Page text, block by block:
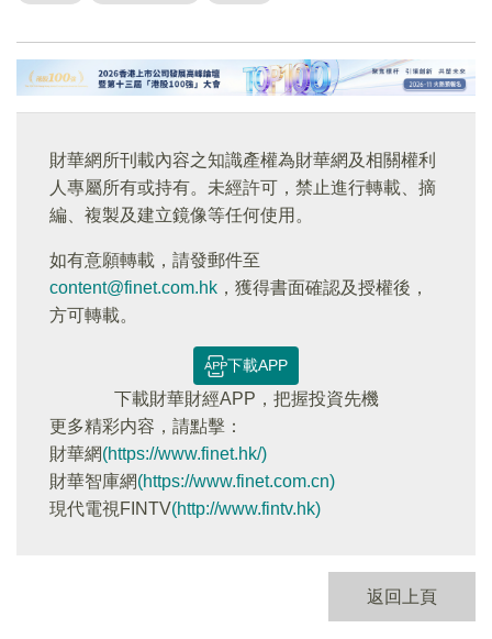
財華網所刊載內容之知識產權為財華網及相關權利
人專屬所有或持有。未經許可，禁止進行轉載、摘
編、複製及建立鏡像等任何使用。
如有意願轉載，請發郵件至
content@finet.com.hk ，獲得書面確認及授權後，
方可轉載。
下載APP
下載財華財經APP，把握投資先機
更多精彩内容，請點擊：
財華網(https://www.finet.hk/)
財華智庫網(https://www.finet.com.cn)
現代電視FINTV(http://www.fintv.hk)
返回上頁